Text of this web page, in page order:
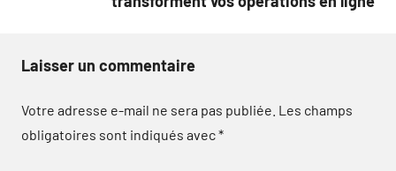
Laisser un commentaire
Votre adresse e-mail ne sera pas publiée. Les champs
obligatoires sont indiqués avec*